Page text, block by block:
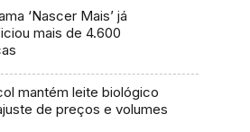
‘Nascer Mais’ já
mais de 4.600
mantém leite biológico
de preços e volumes